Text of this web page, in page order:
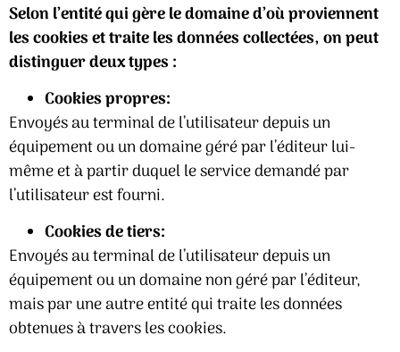
Selon l’entité qui gère le domaine d’où proviennent
les cookies et traite les données collectées, on peut
distinguer deux types :
Cookies propres:
Envoyés au terminal de l’utilisateur depuis un
équipement ou un domaine géré par l’éditeur lui-
même et à partir duquel le service demandé par
l’utilisateur est fourni.
Cookies de tiers:
Envoyés au terminal de l’utilisateur depuis un
équipement ou un domaine non géré par l’éditeur,
mais par une autre entité qui traite les données
obtenues à travers les cookies.